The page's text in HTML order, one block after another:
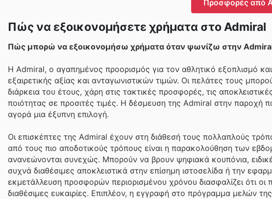
Προσφορές από
Πώς να εξοικονομήσετε χρήματα στο Admiral
Πώς μπορώ να εξοικονομήσω χρήματα όταν ψωνίζω στην
Η Admiral, ο αγαπημένος προορισμός για τον αθλητικό εξοπλισμό
εξαιρετικής αξίας και ανταγωνιστικών τιμών. Οι πελάτες τους
διάρκεια του έτους, χάρη στις τακτικές προσφορές, τις
ποιότητας σε προσιτές τιμές. Η δέσμευση της Admiral στην παροχή
αγορά μια έξυπνη επιλογή.
Οι επισκέπτες της Admiral έχουν στη διάθεσή τους πολλαπλούς
από τους πιο αποδοτικούς τρόπους είναι η παρακολούθηση των
ανανεώνονται συνεχώς. Μπορούν να βρουν ψηφιακά κουπόνια,
συχνά διαθέσιμες αποκλειστικά στην επίσημη ιστοσελίδα ή την
εκμετάλλευση προσφορών περιορισμένου χρόνου διασφαλίζει ότι
διαθέσιμες ευκαιρίες. Επιπλέον, η εγγραφή στο πρόγραμμα μελών